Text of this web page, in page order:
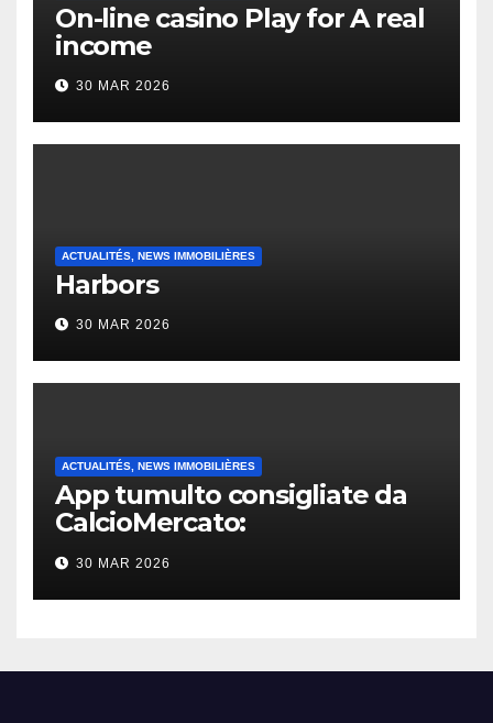
On-line casino Play for A real
income
30 MAR 2026
ACTUALITÉS, NEWS IMMOBILIÈRES
Harbors
30 MAR 2026
ACTUALITÉS, NEWS IMMOBILIÈRES
App tumulto consigliate da
CalcioMercato:
considerazione di gennaio
2026
30 MAR 2026